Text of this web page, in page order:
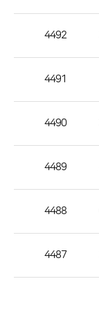
공
4492
4491
4490
4489
4488
4487